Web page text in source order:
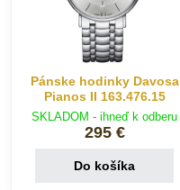
Pánske hodinky Davosa
Pianos II 163.476.15
SKLADOM - ihneď k odberu
295 €
Do košíka